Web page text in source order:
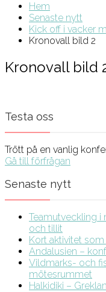
Hem
Senaste nytt
Kick off i vacker
Kronovall bild 2
Kronovall bild
Testa oss
Trött på en vanlig
Gå till förfrågan
Senaste nytt
Teamutveckling i
och tillit
Kort aktivitet
Andalusien –
Vildmarks- och
mötesrummet
Halkidiki –